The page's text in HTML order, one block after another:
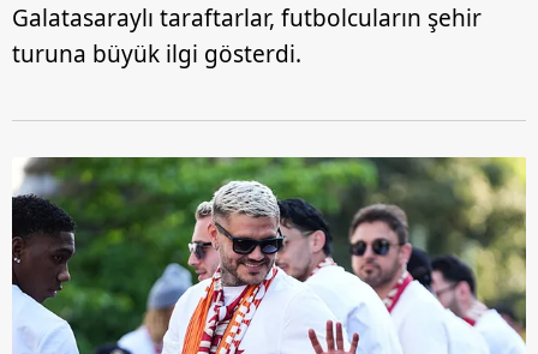
Galatasaraylı taraftarlar, futbolcuların şehir
turuna büyük ilgi gösterdi.